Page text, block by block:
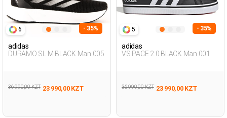
6 - 35%
adidas
DURAMO SL M BLACK Man 005
36 990,00 KZT 23 990,00 KZT
5 - 35%
adidas
VS PACE 2.0 BLACK Man 001
36 990,00 KZT 23 990,00 KZT